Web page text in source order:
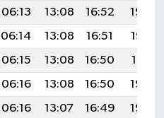
06:13 13:08 16:52
19:54
06:14 13:08 16:51
19:52
06:15 13:08 16:50
19:51
06:16 13:08 16:50
19:50
06:16 13:07 16:49
19:48